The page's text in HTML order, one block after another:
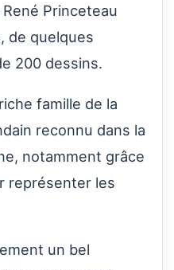
Princeteau
de quelques
200 dessins.
famille de la
reconnu dans la
notamment grâce
représenter les
un bel